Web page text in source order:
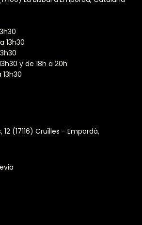
13h30
y de 18h a 20h
(17116) Cruïlles - Empordà,